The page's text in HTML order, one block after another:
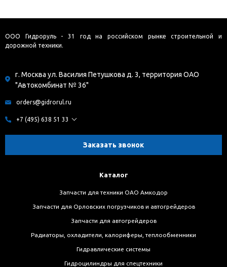
ООО Гидроруль - 31 год на российском рынке строительной и
дорожной техники.
г. Москва ул. Василия Петушкова д. 3, территория ОАО
"Автокомбинат № 36"
orders@gidrorul.ru
+7 (495) 638 51 33
Заказать звонок
Каталог
Запчасти для техники ОАО Амкодор
Запчасти для Орловских погрузчиков и автогрейдеров
Запчасти для автогрейдеров
Радиаторы, охладители, калориферы, теплообменники
Гидравлические системы
Гидроцилиндры для спецтехники